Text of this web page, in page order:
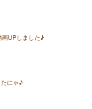
画UPしました♪
たにゃ♪